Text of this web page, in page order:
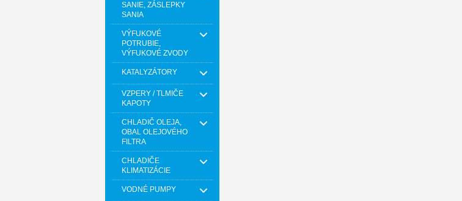
SANIE, ZÁSLEPKY
SANIA
VÝFUKOVÉ
POTRUBIE,
VÝFUKOVÉ ZVODY
KATALYZÁTORY
VZPERY / TLMIČE
KAPOTY
CHLADIČ OLEJA,
OBAL OLEJOVÉHO
FILTRA
CHLADIČE
KLIMATIZÁCIE
VODNÉ PUMPY